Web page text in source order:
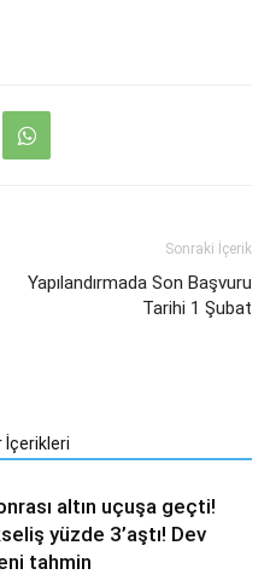
Sonraki İçerik
Yapılandırmada Son Başvuru
Tarihi 1 Şubat
İçerikleri
altın uçuşa geçti!
yüzde 3’aştı! Dev
tahmin